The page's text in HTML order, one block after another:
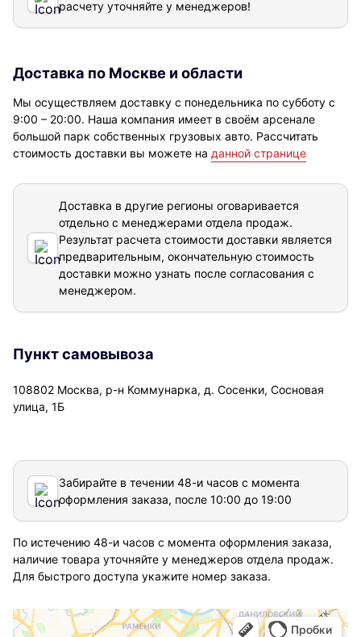
расчету уточняйте у менеджеров!
Доставка по Москве и области
Мы осуществляем доставку с понедельника по субботу с
9:00 – 20:00. Наша компания имеет в своём арсенале
большой парк собственных грузовых авто. Рассчитать
стоимость доставки вы можете на данной странице
Доставка в другие регионы оговаривается
отдельно с менеджерами отдела продаж.
Результат расчета стоимости доставки является
предварительным, окончательную стоимость
доставки можно узнать после согласования с
менеджером.
Пункт самовывоза
108802 Москва, р-н Коммунарка, д. Сосенки, Сосновая
улица, 1Б
Забирайте в течении 48-и часов с момента
оформления заказа, после 10:00 до 19:00
По истечению 48-и часов с момента оформления заказа,
наличие товара уточняйте у менеджеров отдела продаж.
Для быстрого доступа укажите номер заказа.